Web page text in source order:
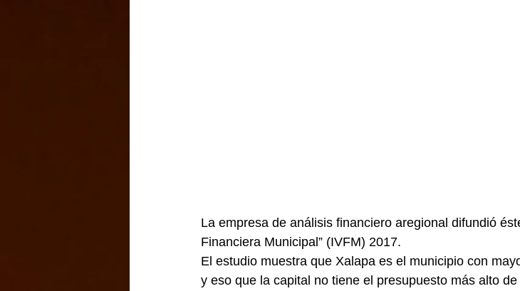
La empresa de análisis financiero aregional difundió
Financiera Municipal” (IVFM) 2017.
El estudio muestra que Xalapa es el municipio con
y eso que la capital no tiene el presupuesto más alto